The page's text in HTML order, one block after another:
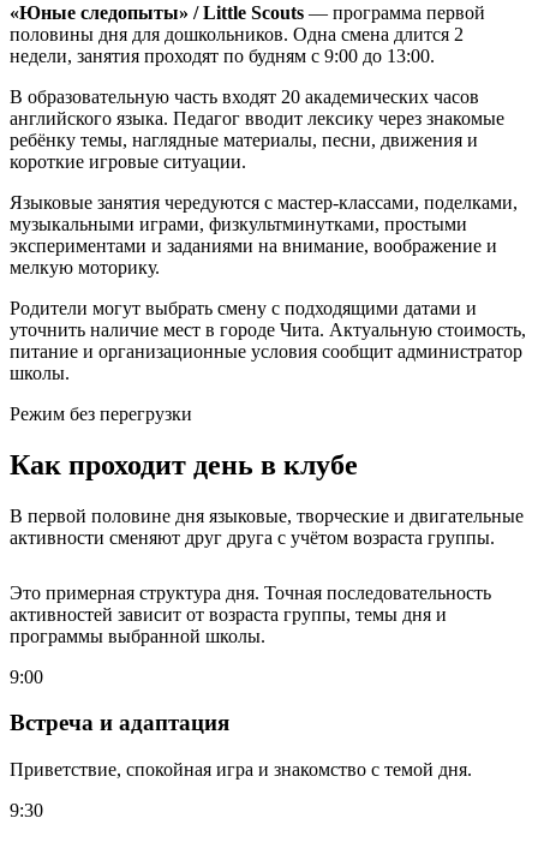
«Юные следопыты» / Little Scouts — программа первой
половины дня для дошкольников. Одна смена длится 2
недели, занятия проходят по будням с 9:00 до 13:00.
В образовательную часть входят 20 академических часов
английского языка. Педагог вводит лексику через знакомые
ребёнку темы, наглядные материалы, песни, движения и
короткие игровые ситуации.
Языковые занятия чередуются с мастер-классами, поделками,
музыкальными играми, физкультминутками, простыми
экспериментами и заданиями на внимание, воображение и
мелкую моторику.
Родители могут выбрать смену с подходящими датами и
уточнить наличие мест в городе Чита. Актуальную стоимость,
питание и организационные условия сообщит администратор
школы.
Режим без перегрузки
Как проходит день в клубе
В первой половине дня языковые, творческие и двигательные
активности сменяют друг друга с учётом возраста группы.
Это примерная структура дня. Точная последовательность
активностей зависит от возраста группы, темы дня и
программы выбранной школы.
9:00
Встреча и адаптация
Приветствие, спокойная игра и знакомство с темой дня.
9:30